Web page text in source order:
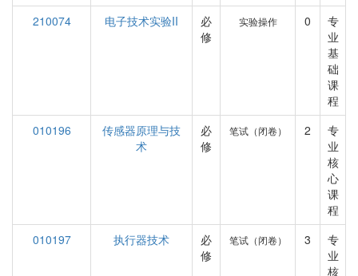
210074
电子技术实验II
必
修
实验操作 0
专
业
基
础
课
程
010196
传感器原理与技
术
必
修
笔试（闭卷） 2
专
业
核
心
课
程
010197
执行器技术
必
修
笔试（闭卷） 3
专
业
核